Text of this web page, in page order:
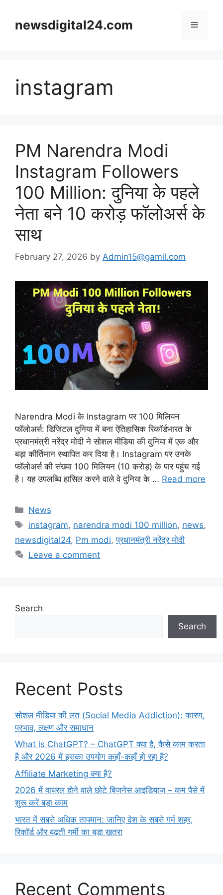
contentnewsdigital24.com Menu
instagram
PM Narendra Modi
Instagram Followers
100 Million: दुनिया के पहले
नेता बने 10 करोड़ फॉलोअर्स के
साथ
February 27, 2026 by Admin15@gamil.com
Narendra Modi के Instagram पर 100 मिलियन
फॉलोअर्स: डिजिटल दुनिया में बना ऐतिहासिक रिकॉर्डभारत के
प्रधानमंत्री नरेंद्र मोदी ने सोशल मीडिया की दुनिया में एक और
बड़ा कीर्तिमान स्थापित कर दिया है। Instagram पर उनके
फॉलोअर्स की संख्या 100 मिलियन (10 करोड़) के पार पहुंच गई
है। यह उपलब्धि हासिल करने वाले वे दुनिया के … Read more
Categories
News
Tags
instagram, narendra modi 100 million, news,
newsdigital24, Pm modi,प्रधानमंत्री नरेंद्र मोदी
Leave a comment
Search
Search
Recent Posts
सोशल मीडिया की लत (Social Media Addiction): कारण,
प्रभाव, लक्षण और समाधान
What is ChatGPT? – ChatGPT क्या है, कैसे काम करता
है और 2026 में इसका उपयोग कहाँ-कहाँ हो रहा है?
Affiliate Marketing क्या है?
2026 में वायरल होने वाले छोटे बिजनेस आइडियाज – कम पैसे में
शुरू करें बड़ा काम
भारत में सबसे अधिक तापमान: जानिए देश के सबसे गर्म शहर,
रिकॉर्ड और बढ़ती गर्मी का बड़ा खतरा
Recent Comments